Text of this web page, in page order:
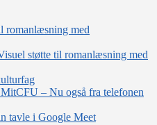
romanlæsning med
støtte til romanlæsning med
– Nu også fra telefonen
tavle i Google Meet